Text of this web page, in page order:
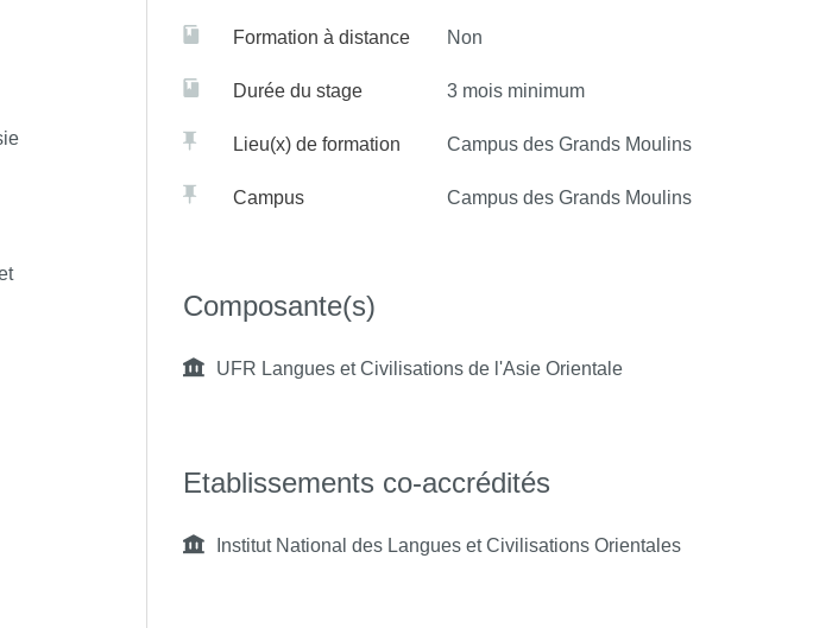
de fournir aux étudiantes et aux étudiants une double expertise en les aidant à
et sociales.
En savoir plus >Formation à distance Non
Durée du stage 3 mois minimum
Lieu(x) de formation Campus des Grands Moulins
Campus Campus des Grands Moulins
Composante(s)
UFR Langues et Civilisations de l'Asie Orientale
Etablissements co-accrédités
Institut National des Langues et Civilisations Orientales